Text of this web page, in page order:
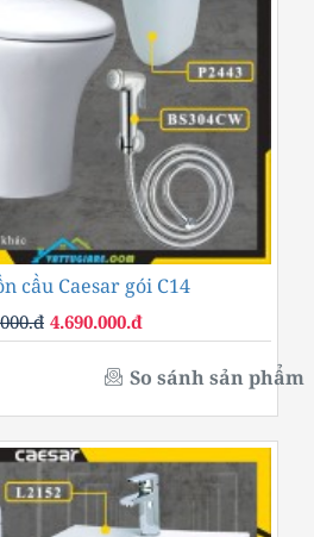
cầu Caesar gói C14
4.690.000.đ
So sánh sản phẩm